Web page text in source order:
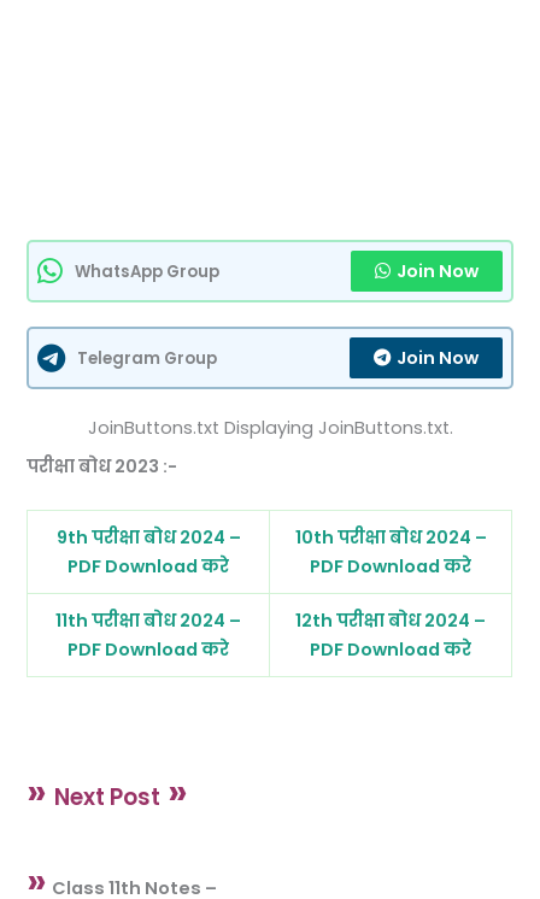
WhatsApp Group Join Now
Telegram Group Join Now
JoinButtons.txt Displaying JoinButtons.txt.
परीक्षा बोध 2023 :-
9th परीक्षा बोध 2024 –
PDF Download करे
10th परीक्षा बोध 2024 –
PDF Download करे
11th परीक्षा बोध 2024 –
PDF Download करे
12th परीक्षा बोध 2024 –
PDF Download करे
» Next Post »
» Class 11th Notes –